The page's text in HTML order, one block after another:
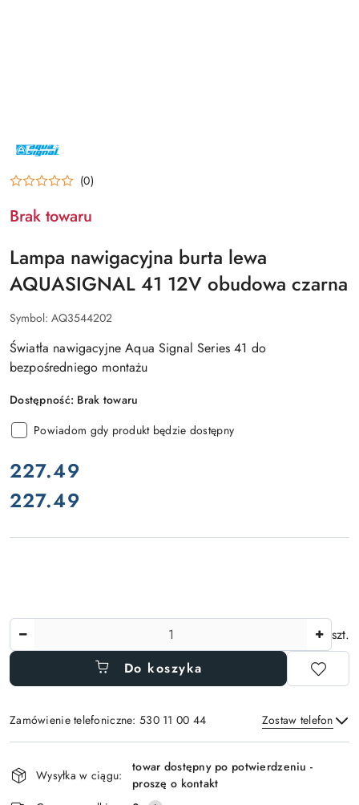
NAZWA
PRODUCENTA:
SIGNAL (0)
Brak towaru
Lampa nawigacyjna burta lewa
AQUASIGNAL 41 12V obudowa czarna
Symbol: AQ3544202
Światła nawigacyjne Aqua Signal Series 41 do
bezpośredniego montażu
Dostępność: Brak towaru
Powiadom gdy produkt będzie dostępny
cena:
227.49
Cena:
227.49
szt.
Do koszyka
Zamówienie telefoniczne: 530 11 00 44 Zostaw telefon
Wyślij
i
dostawa
Wysyłka w ciągu:
towar dostępny po potwierdzeniu -
proszę o kontakt